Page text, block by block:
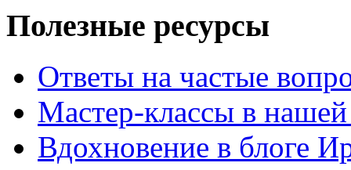
Полезные ресурсы
Ответы на частые
Мастер-классы в нашей
Вдохновение в блоге